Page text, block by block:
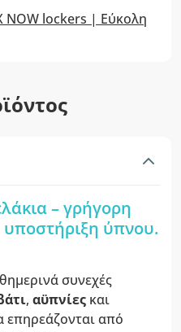
NOW lockers | Εύκολη
– γρήγορη
υποστήριξη ύπνου.
συνεχές
, αϋπνίες και
επηρεάζονται από